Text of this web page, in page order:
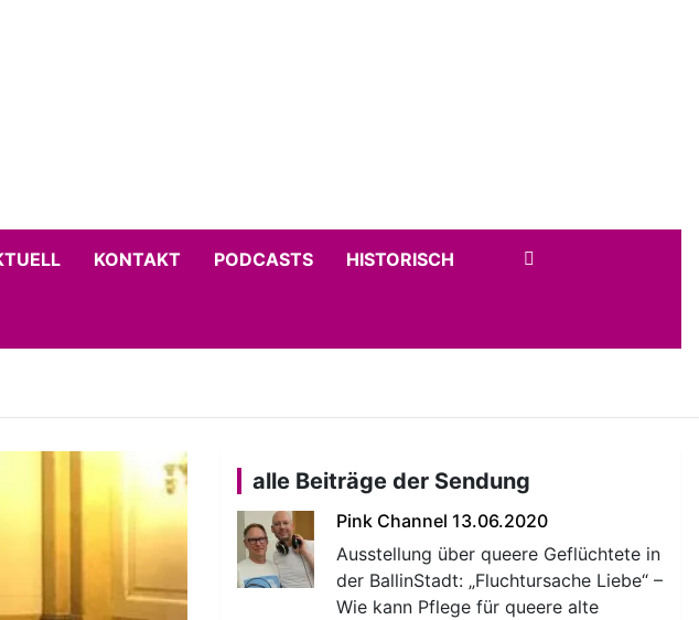
KONTAKT PODCASTS HISTORISCH
alle Beiträge der Sendung
Pink Channel 13.06.2020
Ausstellung über queere Geflüchtete in
der BallinStadt: „Fluchtursache Liebe“ –
Wie kann Pflege für queere alte